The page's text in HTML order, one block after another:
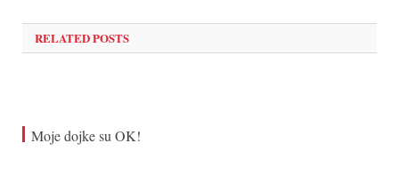
RELATED POSTS
Moje dojke su OK!